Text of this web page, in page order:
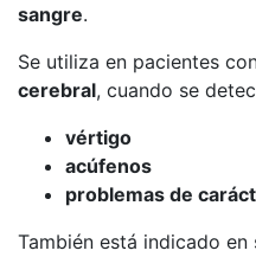
sangre.
Se utiliza en pacientes
cerebral, cuando se
vértigo
acúfenos
problemas de
También está indicado